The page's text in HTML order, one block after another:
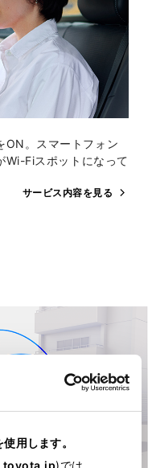
用します。
)では
ON。スマートフォン
Wi-Fiスポットになって
サービス内容を見る